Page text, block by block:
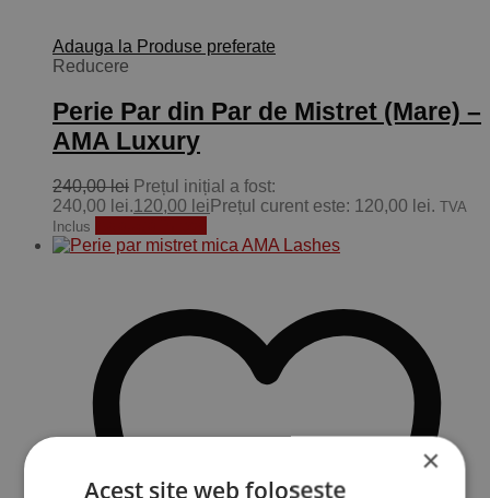
Adauga la Produse preferate
Reducere
Perie Par din Par de Mistret (Mare) –
AMA Luxury
240,00lei Prețul inițial a fost:
240,00 lei.120,00 lei Prețul curent este: 120,00 lei. TVA
Inclus
×
Acest site web folosește